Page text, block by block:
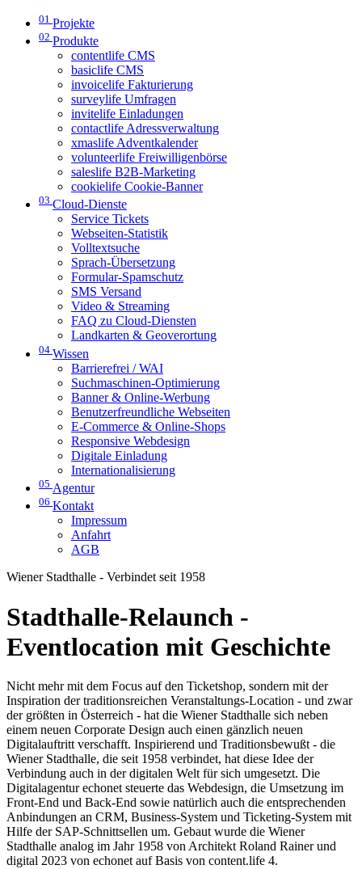
01 Projekte
02 Produkte
contentlife CMS
basiclife CMS
invoicelife Fakturierung
surveylife Umfragen
invitelife Einladungen
contactlife Adressverwaltung
xmaslife Adventkalender
volunteerlife Freiwilligenbörse
saleslife B2B-Marketing
cookielife Cookie-Banner
03 Cloud-Dienste
Service Tickets
Webseiten-Statistik
Volltextsuche
Sprach-Übersetzung
Formular-Spamschutz
SMS Versand
Video & Streaming
FAQ zu Cloud-Diensten
Landkarten & Geoverortung
04 Wissen
Barrierefrei / WAI
Suchmaschinen-Optimierung
Banner & Online-Werbung
Benutzerfreundliche Webseiten
E-Commerce & Online-Shops
Responsive Webdesign
Digitale Einladung
Internationalisierung
05 Agentur
06 Kontakt
Impressum
Anfahrt
AGB
Wiener Stadthalle - Verbindet seit 1958
Stadthalle-Relaunch -
Eventlocation mit Geschichte
Nicht mehr mit dem Focus auf den Ticketshop, sondern mit der
Inspiration der traditionsreichen Veranstaltungs-Location - und zwar
der größten in Österreich - hat die Wiener Stadthalle sich neben
einem neuen Corporate Design auch einen gänzlich neuen
Digitalauftritt verschafft. Inspirierend und Traditionsbewußt - die
Wiener Stadthalle, die seit 1958 verbindet, hat diese Idee der
Verbindung auch in der digitalen Welt für sich umgesetzt. Die
Digitalagentur echonet steuerte das Webdesign, die Umsetzung im
Front-End und Back-End sowie natürlich auch die entsprechenden
Anbindungen an CRM, Business-System und Ticketing-System mit
Hilfe der SAP-Schnittsellen um. Gebaut wurde die Wiener
Stadthalle analog im Jahr 1958 von Architekt Roland Rainer und
digital 2023 von echonet auf Basis von content.life 4.